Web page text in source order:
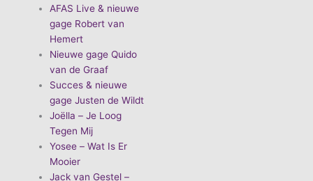
AFAS Live & nieuwe
gage Robert van
Hemert
Nieuwe gage Quido
van de Graaf
Succes & nieuwe
gage Justen de Wildt
Joëlla – Je Loog
Tegen Mij
Yosee – Wat Is Er
Mooier
Jack van Gestel –